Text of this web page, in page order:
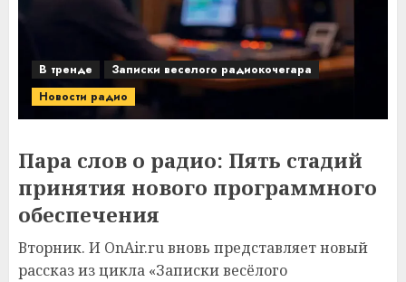
В тренде
Записки веселого радиокочегара
Новости радио
Пара слов о радио: Пять стадий
принятия нового программного
обеспечения
Вторник. И OnAir.ru вновь представляет новый
рассказ из цикла «Записки весёлого